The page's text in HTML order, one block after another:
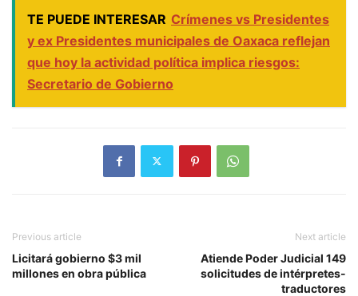
TE PUEDE INTERESAR Crímenes vs Presidentes
y ex Presidentes municipales de Oaxaca reflejan
que hoy la actividad política implica riesgos:
Secretario de Gobierno
Previous article
Licitará gobierno $3 mil
millones en obra pública
Next article
Atiende Poder Judicial 149
solicitudes de intérpretes-
traductores